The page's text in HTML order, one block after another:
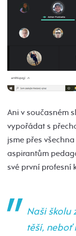
Ani v současném
vypořádat s
jsme přes
aspirantům
své první profesní
Naši školu
těší, neboť